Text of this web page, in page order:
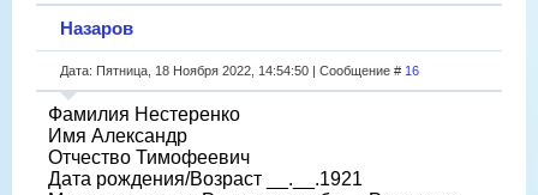
Назаров
Дата: Пятница, 18 Ноября 2022, 14:54:50 | Сообщение # 16
Фамилия Нестеренко
Имя Александр
Отчество Тимофеевич
Дата рождения/Возраст __.__.1921